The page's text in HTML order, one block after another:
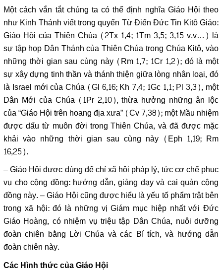
Một cách vắn tắt chúng ta có thể định nghĩa Giáo Hội theo
như Kinh Thánh viết trong quyển Từ Điển Đức Tin Kitô Giáo:
Giáo Hội của Thiên Chúa (2Tx 1,4; 1Tm 3,5; 3,15 v.v…) là
sự tập họp Dân Thánh của Thiên Chúa trong Chúa Kitô, vào
những thời gian sau cùng này (Rm 1,7; 1Cr 1,2); đó là một
sự xây dựng tinh thần và thánh thiện giữa lòng nhân loại, đó
là Israel mới của Chúa (Gl 6,16; Kh 7,4; 1Gc 1,1; Pl 3,3), một
Dân Mới của Chúa (1Pr 2,10), thừa hưởng những ân lộc
của “Giáo Hội trên hoang địa xưa” (Cv 7,38); một Mầu nhiệm
được dấu từ muôn đời trong Thiên Chúa, và đã được mặc
khải vào những thời gian sau cùng này (Eph 1,19; Rm
16,25).
– Giáo Hội được dùng để chỉ xã hội pháp lý, tức cơ chế phục
vụ cho cộng đồng: hướng dẫn, giảng dạy và cai quản cộng
đồng này. – Giáo Hội cũng được hiểu là yếu tố phẩm trật bên
trong xã hội: đó là những vị Giám mục hiệp nhất với Đức
Giáo Hoàng, có nhiệm vụ triệu tập Dân Chúa, nuôi dưỡng
đoàn chiên bằng Lời Chúa và các Bí tích, và hướng dẫn
đoàn chiên này.
Các Hình thức của Giáo Hội